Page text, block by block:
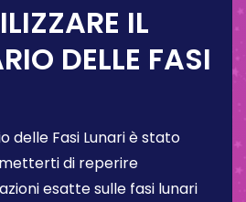
IL
DELLE FASI
delle Fasi Lunari è stato
di reperire
esatte sulle fasi lunari